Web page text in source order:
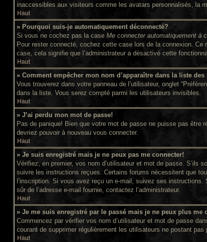
inaccessibles aux visiteurs comme les avatars personnalisés, la
Haut
» Pourquoi suis-je automatiquement déconnecté?
Si vous ne cochez pas la case Me connecter automatiquement à
Pour rester connecté, cochez cette case lors de la connexion.
case, cela signifie que l’administrateur a désactivé cette
Haut
» Comment empêcher mon nom d’apparaître dans la liste
Vous trouverez dans votre panneau de l’utilisateur, onglet
dans la liste. Vous serez compté parmi les utilisateurs invisibles.
Haut
» J’ai perdu mon mot de passe!
Pas de panique! Bien que votre mot de passe ne puisse pas
devriez pouvoir à nouveau vous connecter.
Haut
» Je suis enregistré mais je ne peux pas me connecter!
Vérifiez, en premier, vos nom d’utilisateur et mot de passe.
suivre les instructions reçues. Certains forums nécessitent que
l’inscription. Si vous avez reçu un e-mail, suivez ses
sûr de l’adresse e-mail fournie, contactez l’administrateur.
Haut
» Je me suis enregistré par le passé mais je ne peux plus me
Commencez par vérifier vos nom d’utilisateur et mot de passe
courant de supprimer régulièrement les utilisateurs ne postant
Haut